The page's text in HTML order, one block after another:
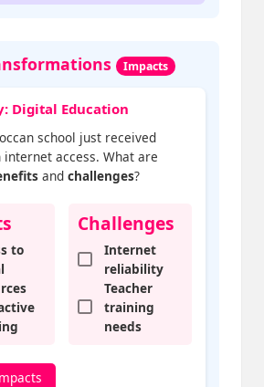
Impacts
Digital Education
school just received
access. What are
and challenges?
to
Challenges
Internet
reliability
Teacher
training
needs